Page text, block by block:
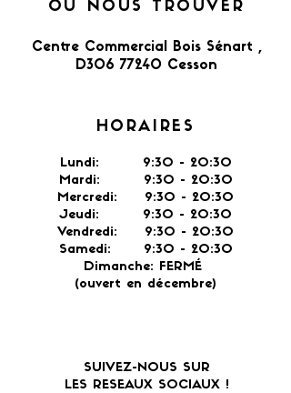
OÙ NOUS TROUVER
Centre Commercial Bois Sénart ,
D306 77240 Cesson​
HORAIRES
Lundi: 9:30 - 20:30
Mardi: 9:30 - 20:30
Mercredi: 9:30 - 20:30
Jeudi: 9:30 - 20:30
Vendredi: 9:30 - 20:30
Samedi: 9:30 - 20:30
Dimanche: FERMÉ
(ouvert en décembre)
SUIVEZ-NOUS SUR
LES RESEAUX SOCIAUX !